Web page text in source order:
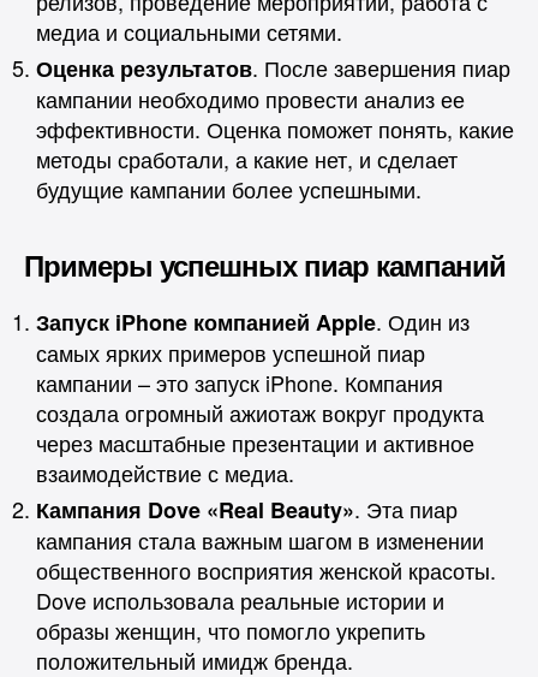
медиа и социальными сетями.
Оценка результатов. После завершения пиар
кампании необходимо провести анализ ее
эффективности. Оценка поможет понять, какие
методы сработали, а какие нет, и сделает
будущие кампании более успешными.
Примеры успешных пиар кампаний
Запуск iPhone компанией Apple. Один из
самых ярких примеров успешной пиар
кампании – это запуск iPhone. Компания
создала огромный ажиотаж вокруг продукта
через масштабные презентации и активное
взаимодействие с медиа.
Кампания Dove «Real Beauty». Эта пиар
кампания стала важным шагом в изменении
общественного восприятия женской красоты.
Dove использовала реальные истории и
образы женщин, что помогло укрепить
положительный имидж бренда.